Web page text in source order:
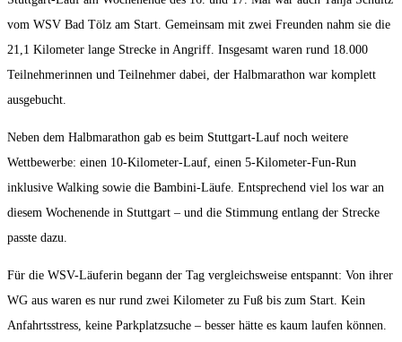
vom WSV Bad Tölz am Start. Gemeinsam mit zwei Freunden nahm sie die
21,1 Kilometer lange Strecke in Angriff. Insgesamt waren rund 18.000
Teilnehmerinnen und Teilnehmer dabei, der Halbmarathon war komplett
ausgebucht.
Neben dem Halbmarathon gab es beim Stuttgart-Lauf noch weitere
Wettbewerbe: einen 10-Kilometer-Lauf, einen 5-Kilometer-Fun-Run
inklusive Walking sowie die Bambini-Läufe. Entsprechend viel los war an
diesem Wochenende in Stuttgart – und die Stimmung entlang der Strecke
passte dazu.
Für die WSV-Läuferin begann der Tag vergleichsweise entspannt: Von ihrer
WG aus waren es nur rund zwei Kilometer zu Fuß bis zum Start. Kein
Anfahrtsstress, keine Parkplatzsuche – besser hätte es kaum laufen können.